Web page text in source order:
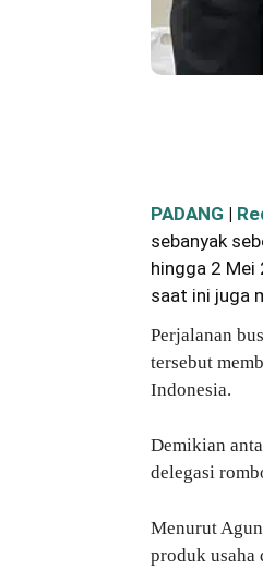
PADANG |
sebanyak
hingga 2 Mei
saat ini juga
Perjalanan
tersebut
Indonesia.
Demikian
delegasi
Menurut
produk usaha